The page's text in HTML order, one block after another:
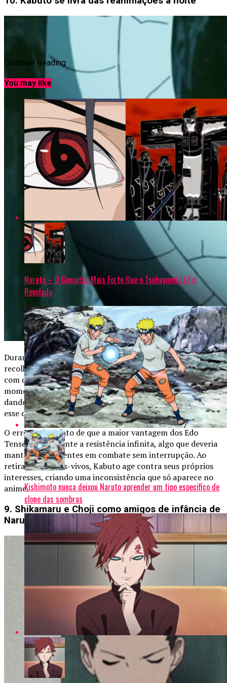
Durante a Quarta Grande Guerra Ninja, Kabuto é mostrado
recolhendo suas peças de reanimação à noite, o que faz
com que os ninjas revividos parem de lutar. Isso elimina
momentaneamente a pressão sobre a Aliança Shinobi,
dando tempo para que os heróis descansem. No entanto,
esse detalhe não existe no mangá.
O erro está no fato de que a maior vantagem dos Edo
Tensei é justamente a resistência infinita, algo que deveria
manter os oponentes em combate sem interrupção. Ao
retirar os mortos-vivos, Kabuto age contra seus próprios
interesses, criando uma inconsistência que só aparece no
anime.
9. Shikamaru e Choji como amigos de infância de
Naruto
Continue Reading
You may like
Naruto – O Genjutsu Mais Forte Que o Tsukuyomi Já Foi
Revelado
Kishimoto nunca deixou Naruto aprender um tipo especifico de
clone das sombras